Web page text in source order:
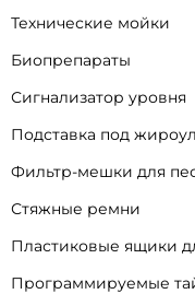
Технические мойки
Биопрепараты
Сигнализатор уровня
Подставка под
Фильтр-мешки для
Стяжные ремни
Пластиковые ящики
Программируемые